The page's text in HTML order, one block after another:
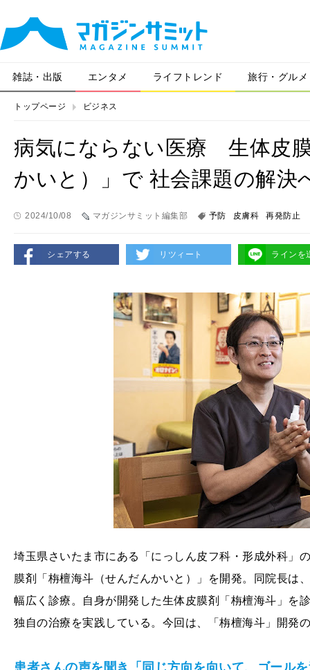
雑誌・出版 エンタメ ライフトレンド 旅行・グルメ
トップページ ビジネス
病気にならない医療 生体皮
かいと）」で 社会課題の解決
2024/10/08 マガジンサミット編集部 予防 皮膚科 再発防止
シェアする リツィート ラインを
埼玉県さいたま市にある「にっしん皮フ科・形成外科」
膜剤「栴檀海斗（せんだんかいと）」を開発。同院長は
幅広く診療。自身が開発した生体皮膜剤「栴檀海斗」を
独自の治療を実践している。今回は、「栴檀海斗」開発
患者さんの声を聞き「同じ方向を向いて、ゴール